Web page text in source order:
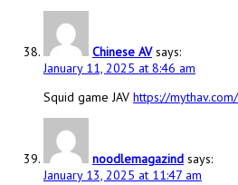
Chinese AV says:
January 11, 2025 at 8:46 am
Squid game JAV https://
noodlemagazind says:
January 13, 2025 at 11:47 am